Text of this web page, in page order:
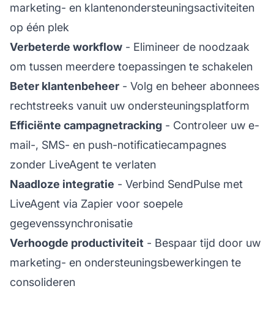
marketing- en klantenondersteuningsactiviteiten
op één plek
Verbeterde workflow - Elimineer de noodzaak
om tussen meerdere toepassingen te schakelen
Beter klantenbeheer - Volg en beheer abonnees
rechtstreeks vanuit uw ondersteuningsplatform
Efficiënte campagnetracking - Controleer uw e-
mail-, SMS- en push-notificatiecampagnes
zonder LiveAgent te verlaten
Naadloze integratie - Verbind SendPulse met
LiveAgent via Zapier voor soepele
gegevenssynchronisatie
Verhoogde productiviteit - Bespaar tijd door uw
marketing- en ondersteuningsbewerkingen te
consolideren